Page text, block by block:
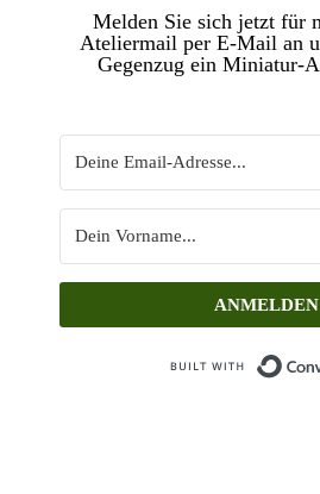
Melden Sie sich jetzt für
Ateliermail per E-Mail an
Gegenzug ein Miniatur-
ANMELDEN